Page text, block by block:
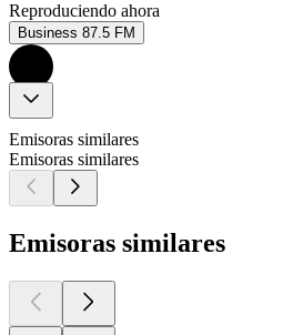
Reproduciendo ahora
Business 87.5 FM
Emisoras similares
Emisoras similares
Emisoras similares